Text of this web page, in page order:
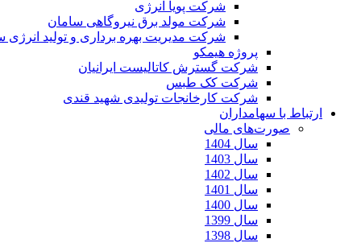
شرکت پویا انرژی
شرکت مولد برق نیروگاهی سامان
شرکت مدیریت بهره برداری و تولید انرژی
پروژه هیمکو
شرکت گسترش کاتالیست ایرانیان
شرکت کک طبس
شرکت کارخانجات تولیدی شهید قندی
ارتباط با سهامداران
صورت‌های مالی
سال 1404
سال 1403
سال 1402
سال 1401
سال 1400
سال 1399
سال 1398